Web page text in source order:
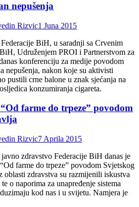
nepušenja
Rizvic1 Juna 2015
BiH, u saradnji sa Crvenim
Udruženjem PROI i Partnerstvom za
konferenciju za medije povodom
nepušenja, nakon koje su aktivisti
pustili crne balone u znak sjećanja na
konzumiranja cigareta.
farme do trpeze” povodom
Rizvic7 Aprila 2015
zdravstvo Federacije BiH danas je
farme do trpeze” povodom Svjetskog
oblasti zdravstva su razmijenili iskustva
o naporima za unapređenje sistema
kod nas i u svijetu. Namjera je